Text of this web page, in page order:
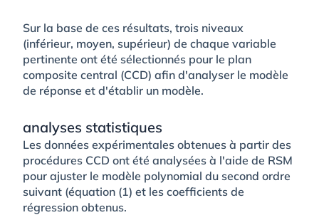
Sur la base de ces résultats, trois niveaux
(inférieur, moyen, supérieur) de chaque variable
pertinente ont été sélectionnés pour le plan
composite central (CCD) afin d'analyser le modèle
de réponse et d'établir un modèle.
analyses statistiques
Les données expérimentales obtenues à partir des
procédures CCD ont été analysées à l'aide de RSM
pour ajuster le modèle polynomial du second ordre
suivant (équation (1) et les coefficients de
régression obtenus.